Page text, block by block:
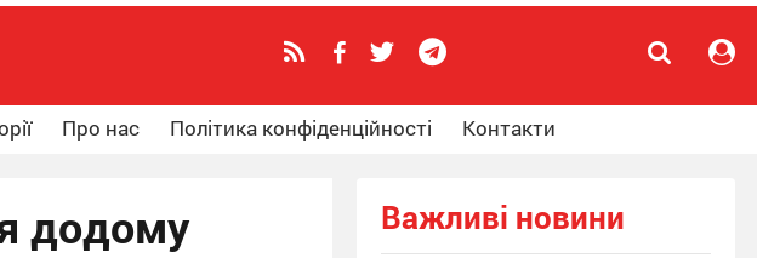
Про нас Політика конфіденційності Контакти
додому
Важливі новини